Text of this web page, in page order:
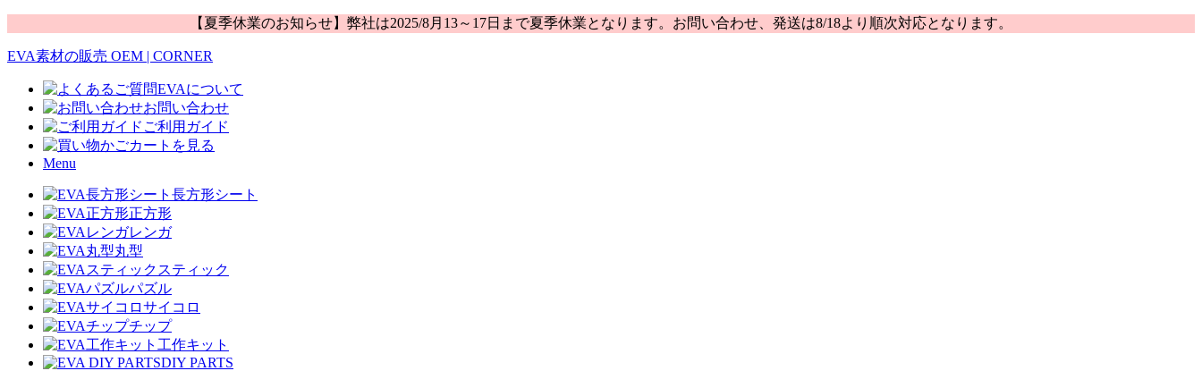
【夏季休業のお知らせ】弊社は2025/8月13～17日まで夏季休業となります。お問い合わせ、発送は8/18より順次対応となります。
EVA素材の販売 OEM | CORNER
EVAについて
お問い合わせ
ご利用ガイド
カートを見る
Menu
長方形シート
正方形
レンガ
丸型
スティック
パズル
サイコロ
チップ
工作キット
DIY PARTS